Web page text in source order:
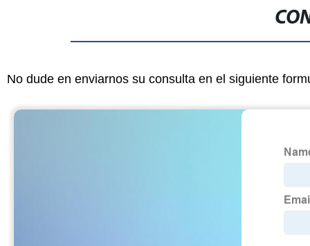
No dude en enviarnos su consulta en el siguiente